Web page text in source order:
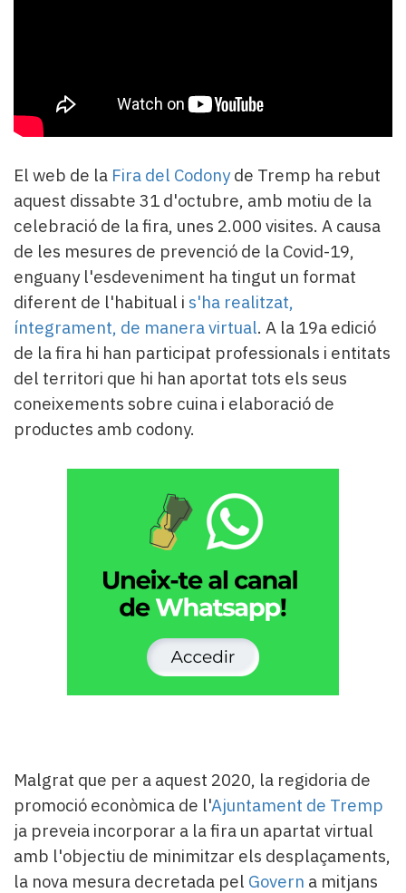
la
teva!
La
newsletter
del
Contingut
patrocinat
Lo
més
llegit...
Editorial
El web de la Fira del Codonyde Tremp ha rebut
aquest dissabte 31 d'octubre, amb motiu de la
celebració de la fira, unes 2.000 visites. A causa
de les mesures de prevenció de la Covid-19,
enguany l'esdeveniment ha tingut un format
diferent de l'habitual i s'ha realitzat,
íntegrament, de manera virtual. A la 19a edició
de la fira hi han participat professionals i entitats
del territori que hi han aportat tots els seus
coneixements sobre cuina i elaboració de
productes amb codony.
Malgrat que per a aquest 2020, la regidoria de
promoció econòmica de l'Ajuntament de Tremp
ja preveia incorporar a la fira un apartat virtual
amb l'objectiu de minimitzar els desplaçaments,
la nova mesura decretada pel Govern a mitjans